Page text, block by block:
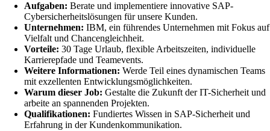
Aufgaben: Berate und implementiere innovative SAP-
Cybersicherheitslösungen für unsere Kunden.
Unternehmen: IBM, ein führendes Unternehmen mit Fokus auf
Vielfalt und Chancengleichheit.
Vorteile: 30 Tage Urlaub, flexible Arbeitszeiten, individuelle
Karrierepfade und Teamevents.
Weitere Informationen: Werde Teil eines dynamischen Teams
mit exzellenten Entwicklungsmöglichkeiten.
Warum dieser Job: Gestalte die Zukunft der IT-Sicherheit und
arbeite an spannenden Projekten.
Qualifikationen: Fundiertes Wissen in SAP-Sicherheit und
Erfahrung in der Kundenkommunikation.